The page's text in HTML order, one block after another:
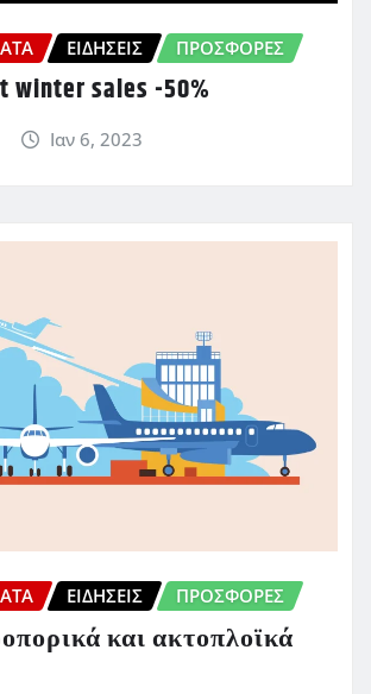
ΕΙΔΗΣΕΙΣ ΠΡΟΣΦΟΡΈΣ
winter sales -50%
Ιαν 6, 2023
ΕΙΔΗΣΕΙΣ ΠΡΟΣΦΟΡΈΣ
και ακτοπλοϊκά